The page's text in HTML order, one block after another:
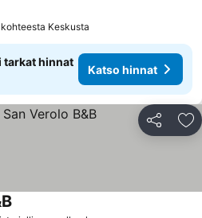
Keskusta
tarkat hinnat
Katso hinnat
Jaa